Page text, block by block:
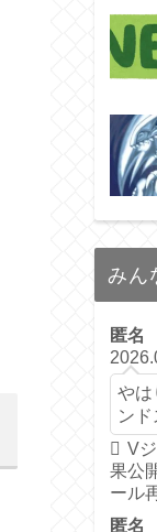
みん
匿名
やは
ン
V
果公
ール
匿名